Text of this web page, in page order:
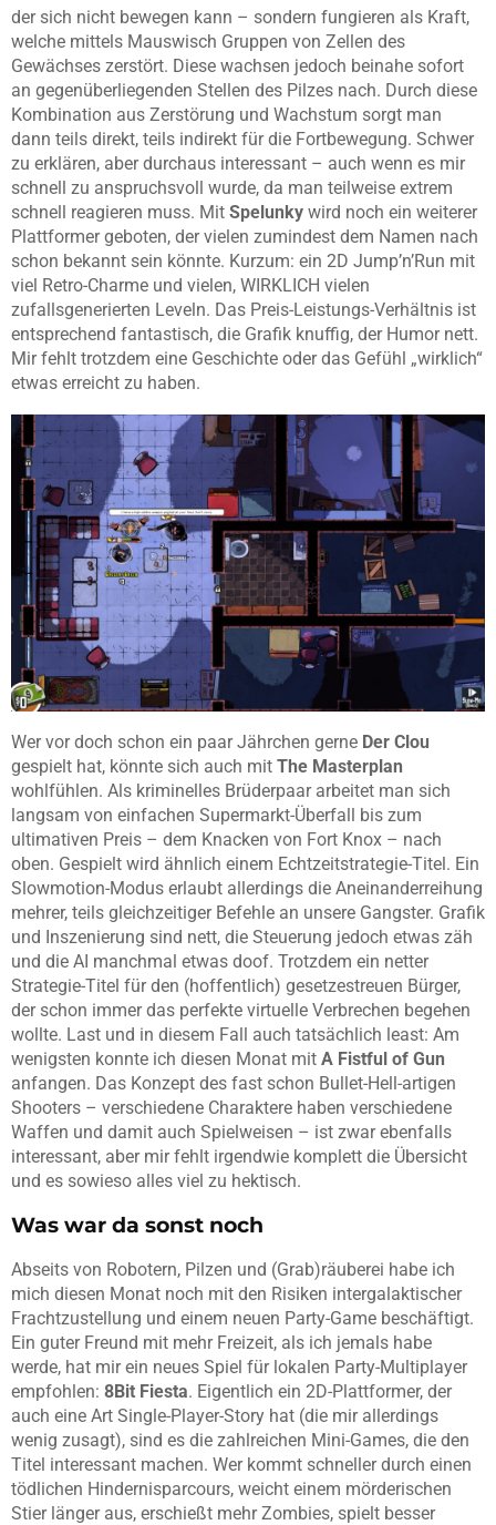
der sich nicht bewegen kann – sondern fungieren als Kraft,
welche mittels Mauswisch Gruppen von Zellen des
Gewächses zerstört. Diese wachsen jedoch beinahe sofort
an gegenüberliegenden Stellen des Pilzes nach. Durch diese
Kombination aus Zerstörung und Wachstum sorgt man
dann teils direkt, teils indirekt für die Fortbewegung. Schwer
zu erklären, aber durchaus interessant – auch wenn es mir
schnell zu anspruchsvoll wurde, da man teilweise extrem
schnell reagieren muss. Mit Spelunky wird noch ein weiterer
Plattformer geboten, der vielen zumindest dem Namen nach
schon bekannt sein könnte. Kurzum: ein 2D Jump’n’Run mit
viel Retro-Charme und vielen, WIRKLICH vielen
zufallsgenerierten Leveln. Das Preis-Leistungs-Verhältnis ist
entsprechend fantastisch, die Grafik knuffig, der Humor nett.
Mir fehlt trotzdem eine Geschichte oder das Gefühl „wirklich“
etwas erreicht zu haben.
Wer vor doch schon ein paar Jährchen gerne Der Clou
gespielt hat, könnte sich auch mit The Masterplan
wohlfühlen. Als kriminelles Brüderpaar arbeitet man sich
langsam von einfachen Supermarkt-Überfall bis zum
ultimativen Preis – dem Knacken von Fort Knox – nach
oben. Gespielt wird ähnlich einem Echtzeitstrategie-Titel. Ein
Slowmotion-Modus erlaubt allerdings die Aneinanderreihung
mehrer, teils gleichzeitiger Befehle an unsere Gangster. Grafik
und Inszenierung sind nett, die Steuerung jedoch etwas zäh
und die AI manchmal etwas doof. Trotzdem ein netter
Strategie-Titel für den (hoffentlich) gesetzestreuen Bürger,
der schon immer das perfekte virtuelle Verbrechen begehen
wollte. Last und in diesem Fall auch tatsächlich least: Am
wenigsten konnte ich diesen Monat mit A Fistful of Gun
anfangen. Das Konzept des fast schon Bullet-Hell-artigen
Shooters – verschiedene Charaktere haben verschiedene
Waffen und damit auch Spielweisen – ist zwar ebenfalls
interessant, aber mir fehlt irgendwie komplett die Übersicht
und es sowieso alles viel zu hektisch.
Was war da sonst noch
Abseits von Robotern, Pilzen und (Grab)räuberei habe ich
mich diesen Monat noch mit den Risiken intergalaktischer
Frachtzustellung und einem neuen Party-Game beschäftigt.
Ein guter Freund mit mehr Freizeit, als ich jemals habe
werde, hat mir ein neues Spiel für lokalen Party-Multiplayer
empfohlen: 8Bit Fiesta. Eigentlich ein 2D-Plattformer, der
auch eine Art Single-Player-Story hat (die mir allerdings
wenig zusagt), sind es die zahlreichen Mini-Games, die den
Titel interessant machen. Wer kommt schneller durch einen
tödlichen Hindernisparcours, weicht einem mörderischen
Stier länger aus, erschießt mehr Zombies, spielt besser